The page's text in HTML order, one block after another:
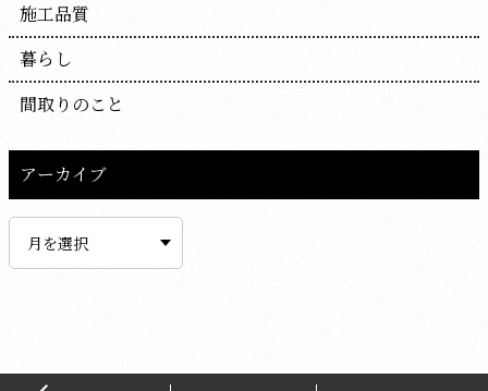
施工品質
暮らし
間取りのこと
アーカイブ
イ